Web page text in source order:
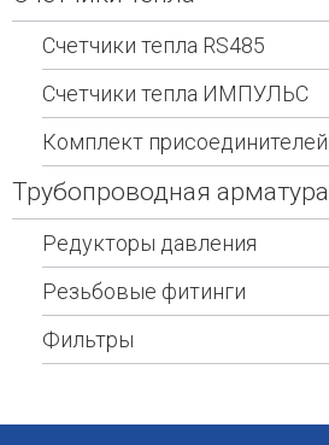
Счетчики тепла RS485
Счетчики тепла ИМПУЛЬС
Комплект присоединителей
Трубопроводная арматура
Редукторы давления
Резьбовые фитинги
Фильтры